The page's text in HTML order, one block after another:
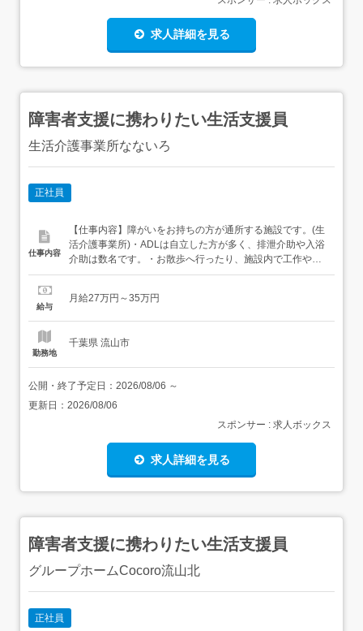
求人詳細を見る
障害者支援に携わりたい生活支援員
生活介護事業所なないろ
正社員
仕事内容
【仕事内容】障がいをお持ちの方が通所する施設です。(生
活介護事業所)・ADLは自立した方が多く、排泄介助や入浴
介助は数名です。・お散歩へ行ったり、施設内で工作やゲ
ームなど、のんびりとした時間を過ごせるようサポートし
ど)利用者さんが楽しめるように、プログラムを企画するこ
給与
月給27万円～35万円
勤務地
千葉県 流山市
公開・終了予定日： 2026/08/06 ～
更新日： 2026/08/06
スポンサー : 求人ボックス
求人詳細を見る
障害者支援に携わりたい生活支援員
グループホームCocoro流山北
正社員